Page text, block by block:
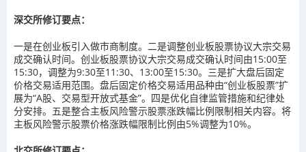
深交所修订要点：
一是在创业板引入做市商制度。二是调整创业板股票协议大宗交易
成交确认时间。创业板股票协议大宗交易成交确认时间由15:00至
15:30，调整为9:30至11:30、13:00至15:30。三是扩大盘后固定
价格交易适用范围。盘后固定价格交易适用品种由“创业板股票”扩
展为“A股、交易型开放式基金”。四是优化自律监管措施和纪律处
分安排。五是整合主板风险警示股票涨跌幅比例限制相关内容。将
主板风险警示股票价格涨跌幅限制比例由5%调整为10%。